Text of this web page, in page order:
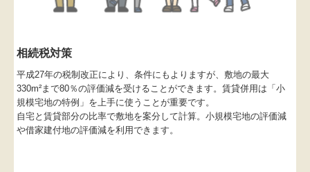
相続税対策
平成27年の税制改正により、条件にもよりますが、敷地の最大
330m²まで80％の評価減を受けることができます。賃貸併用は「小
規模宅地の特例」を上手に使うことが重要です。
自宅と賃貸部分の比率で敷地を案分して計算。小規模宅地の評価減
や借家建付地の評価減を利用できます。